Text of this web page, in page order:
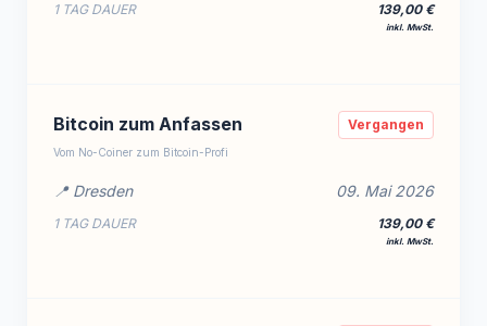
1 TAG DAUER 139,00 €
inkl. MwSt.
Bitcoin zum Anfassen
Vom No-Coiner zum Bitcoin-Profi
Vergangen
📍 Dresden 09. Mai 2026
1 TAG DAUER 139,00 €
inkl. MwSt.